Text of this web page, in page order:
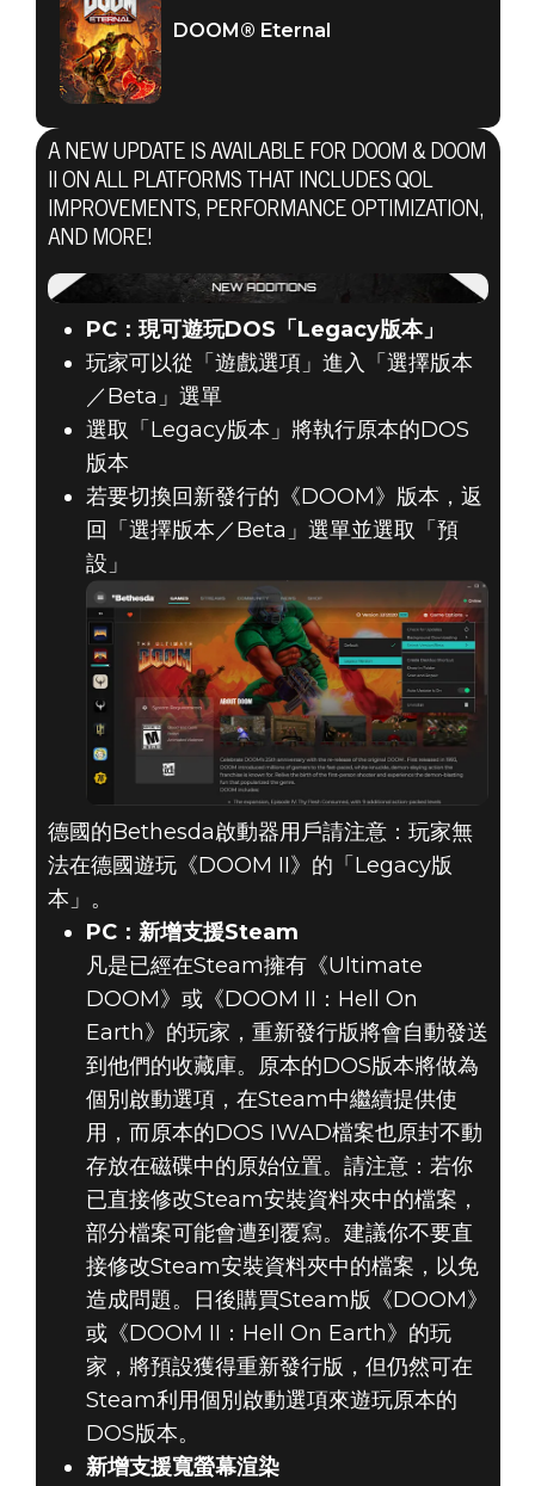
DOOM® Eternal
2020年9月03日
《DOOM》與
《DOOM II》更
新：9月9日
DOOM® Eternal
A NEW UPDATE IS AVAILABLE FOR DOOM & DOOM
II ON ALL PLATFORMS THAT INCLUDES QOL
IMPROVEMENTS, PERFORMANCE OPTIMIZATION,
AND MORE!
PC：現可遊玩DOS「Legacy版本」
玩家可以從「遊戲選項」進入「選擇版本
／Beta」選單
選取「Legacy版本」將執行原本的DOS
版本
若要切換回新發行的《DOOM》版本，返
回「選擇版本／Beta」選單並選取「預
設」
德國的Bethesda啟動器用戶請注意：玩家無
法在德國遊玩《DOOM II》的「Legacy版
本」。
PC：新增支援Steam
凡是已經在Steam擁有《Ultimate
DOOM》或《DOOM II：Hell On
Earth》的玩家，重新發行版將會自動發送
到他們的收藏庫。原本的DOS版本將做為
個別啟動選項，在Steam中繼續提供使
用，而原本的DOS IWAD檔案也原封不動
存放在磁碟中的原始位置。請注意：若你
已直接修改Steam安裝資料夾中的檔案，
部分檔案可能會遭到覆寫。建議你不要直
接修改Steam安裝資料夾中的檔案，以免
造成問題。日後購買Steam版《DOOM》
或《DOOM II：Hell On Earth》的玩
家，將預設獲得重新發行版，但仍然可在
Steam利用個別啟動選項來遊玩原本的
DOS版本。
新增支援寬螢幕渲染